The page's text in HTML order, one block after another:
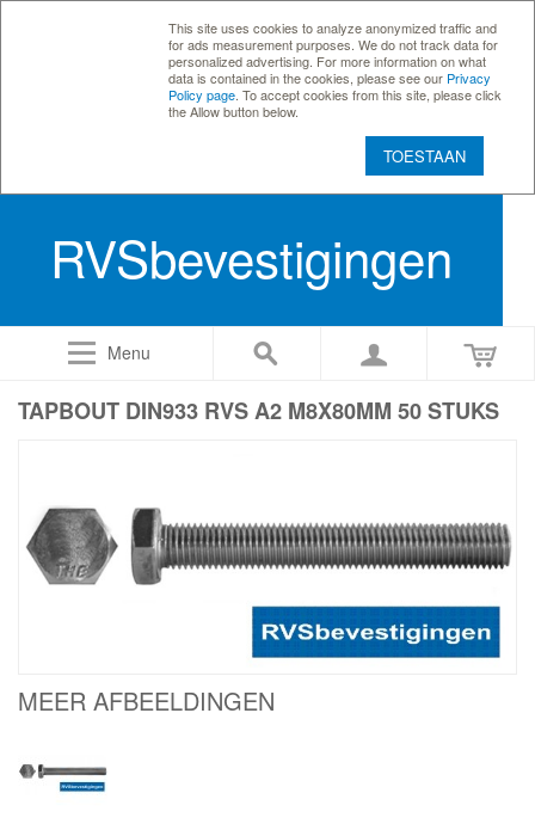
This site uses cookies to analyze anonymized traffic and
for ads measurement purposes. We do not track data for
personalized advertising. For more information on what
data is contained in the cookies, please see our Privacy
Policy page . To accept cookies from this site, please click
the Allow button below.
TOESTAAN
RVSbevestigingen
Menu
TAPBOUT DIN933 RVS A2 M8X80MM 50 STUKS
MEER AFBEELDINGEN